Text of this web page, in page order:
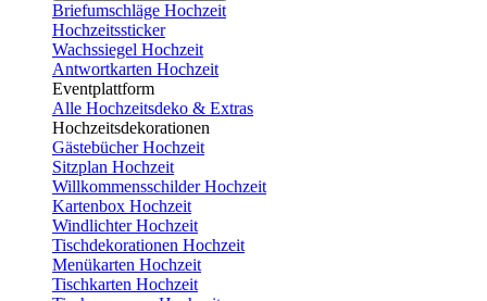
Briefumschläge Hochzeit
Hochzeitssticker
Wachssiegel Hochzeit
Antwortkarten Hochzeit
Eventplattform
Alle Hochzeitsdeko & Extras
Hochzeitsdekorationen
Gästebücher Hochzeit
Sitzplan Hochzeit
Willkommensschilder Hochzeit
Kartenbox Hochzeit
Windlichter Hochzeit
Tischdekorationen Hochzeit
Menükarten Hochzeit
Tischkarten Hochzeit